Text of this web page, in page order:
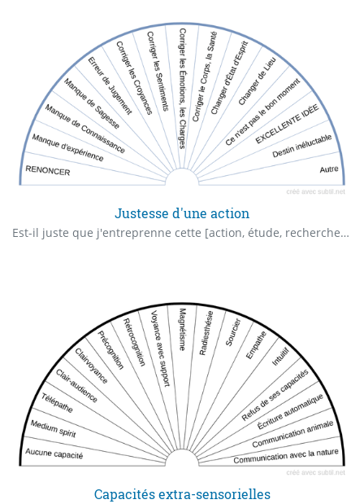
Justesse d'une action
Est-il juste que j'entreprenne cette [action, étude, recherche...] sur [ce lieu, cette personne...] ... à cet instant ?
Capacités extra-sensorielles